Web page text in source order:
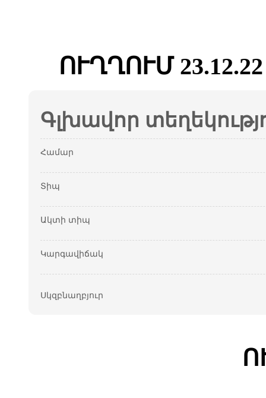
ՈՒՂՂՈՒՄ
Գլխավոր
Համար
Տիպ
Ակտի տիպ
Կարգավիճակ
Սկզբնաղբյուր